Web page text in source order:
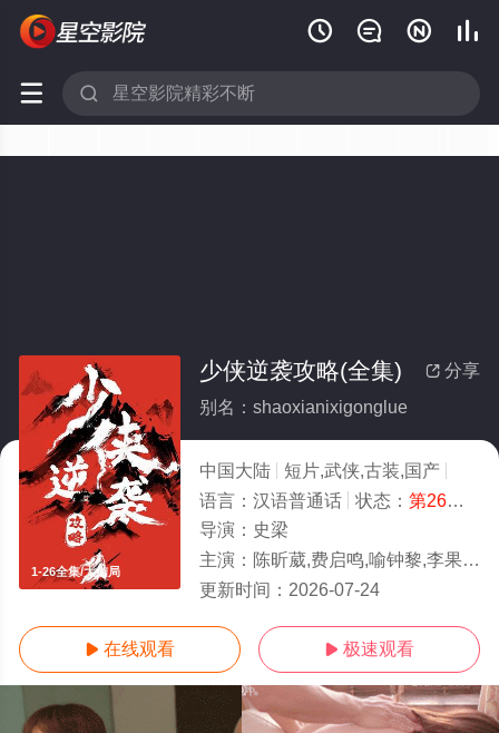
   
 
1-26全集/大结局
 分享
少侠逆袭攻略(全集)
别名：shaoxianixigonglue
中国大陆 短片,武侠,古装,国产
语言： 汉语普通话 状态： 第26集已完结
导演： 史梁
主演： 陈昕葳,费启鸣,喻钟黎,李果,张竞达,岳冬峰
更新时间： 2026-07-24
 在线观看  极速观看